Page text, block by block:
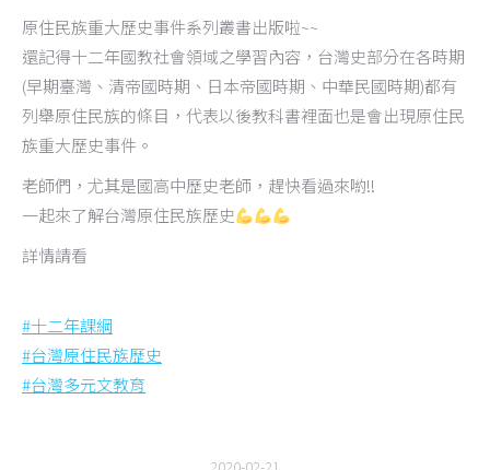
原住民族重大歷史事件系列叢書出版啦~~
還記得十二年國教社會領域之學習內容，台灣史部分在各時期
(早期臺灣、清帝國時期、日本帝國時期、中華民國時期)都有
列舉原住民族的條目，代表以後教科書裡面也是會出現原住民
族重大歷史事件。
老師們，尤其是國高中歷史老師，趕快看過來喲!!
一起來了解台灣原住民族歷史
詳情請看
#十二年課綱
#台灣原住民族歷史
#台灣多元文教育